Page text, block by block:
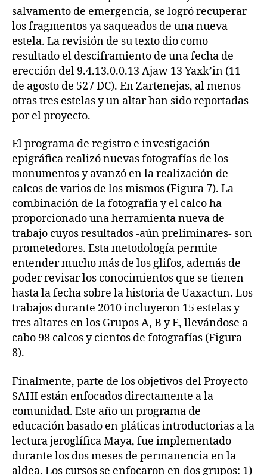
salvamento de emergencia, se logró recuperar
los fragmentos ya saqueados de una nueva
estela. La revisión de su texto dio como
resultado el desciframiento de una fecha de
erección del 9.4.13.0.0.13 Ajaw 13 Yaxk’in (11
de agosto de 527 DC). En Zartenejas, al menos
otras tres estelas y un altar han sido reportadas
por el proyecto.
El programa de registro e investigación
epigráfica realizó nuevas fotografías de los
monumentos y avanzó en la realización de
calcos de varios de los mismos (Figura 7). La
combinación de la fotografía y el calco ha
proporcionado una herramienta nueva de
trabajo cuyos resultados -aún preliminares- son
prometedores. Esta metodología permite
entender mucho más de los glifos, además de
poder revisar los conocimientos que se tienen
hasta la fecha sobre la historia de Uaxactun. Los
trabajos durante 2010 incluyeron 15 estelas y
tres altares en los Grupos A, B y E, llevándose a
cabo 98 calcos y cientos de fotografías (Figura
8).
Finalmente, parte de los objetivos del Proyecto
SAHI están enfocados directamente a la
comunidad. Este año un programa de
educación basado en pláticas introductorias a la
lectura jeroglífica Maya, fue implementado
durante los dos meses de permanencia en la
aldea. Los cursos se enfocaron en dos grupos: 1)